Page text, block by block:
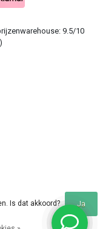
9.5/10
Is dat akkoord? Ja